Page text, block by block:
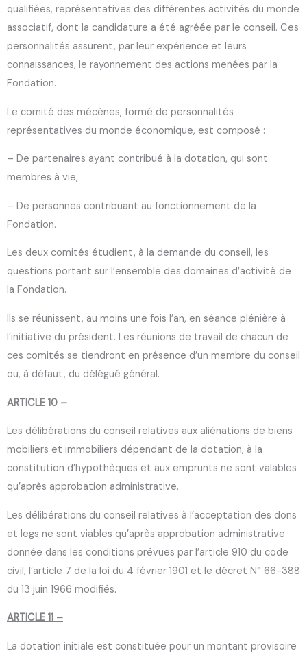
qualifiées, représentatives des différentes activités du monde
associatif, dont la candidature a été agréée par le conseil. Ces
personnalités assurent, par leur expérience et leurs
connaissances, le rayonnement des actions menées par la
Fondation.
Le comité des mécènes, formé de personnalités
représentatives du monde économique, est composé :
– De partenaires ayant contribué à la dotation, qui sont
membres à vie,
– De personnes contribuant au fonctionnement de la
Fondation.
Les deux comités étudient, à la demande du conseil, les
questions portant sur l’ensemble des domaines d’activité de
la Fondation.
Ils se réunissent, au moins une fois l’an, en séance plénière à
l’initiative du président. Les réunions de travail de chacun de
ces comités se tiendront en présence d’un membre du conseil
ou, à défaut, du délégué général.
ARTICLE 10 –
Les délibérations du conseil relatives aux aliénations de biens
mobiliers et immobiliers dépendant de la dotation, à la
constitution d’hypothèques et aux emprunts ne sont valables
qu’après approbation administrative.
Les délibérations du conseil relatives à l’acceptation des dons
et legs ne sont viables qu’après approbation administrative
donnée dans les conditions prévues par l’article 910 du code
civil, l’article 7 de la loi du 4 février 1901 et le décret N° 66-388
du 13 juin 1966 modifiés.
ARTICLE 11 –
La dotation initiale est constituée pour un montant provisoire